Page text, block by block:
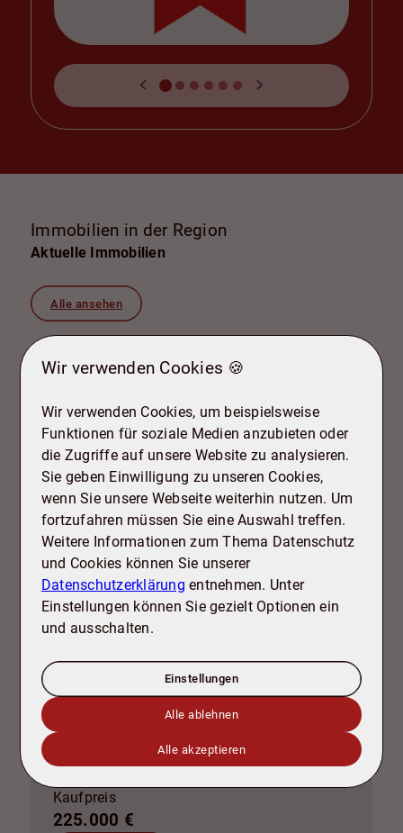
Immobilien in der Region
Aktuelle Immobilien
Alle ansehen
38259 Salzgitter
Haus zu kaufen
NEU
Zwei Einheiten, unzählige
Möglichkeiten – Ihr Projekt mit
Zukunft!
Wohnfläche ca. 200 m²
Kaufpreis
225.000 €
Wir verwenden Cookies 🍪
Wir verwenden Cookies, um beispielsweise
Funktionen für soziale Medien anzubieten oder
die Zugriffe auf unsere Website zu analysieren.
Sie geben Einwilligung zu unseren Cookies,
wenn Sie unsere Webseite weiterhin nutzen. Um
fortzufahren müssen Sie eine Auswahl treffen.
Weitere Informationen zum Thema Datenschutz
und Cookies können Sie unserer
Datenschutzerklärung entnehmen. Unter
Einstellungen können Sie gezielt Optionen ein
und ausschalten.
Einstellungen
Alle ablehnen
Alle akzeptieren